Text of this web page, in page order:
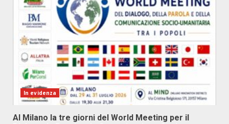
In evidenza
Al Milano la tre giorni del World Meeting per il